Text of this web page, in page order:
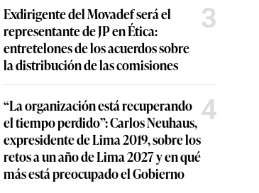
Exdirigente del Movadef será el
representante de JP en Ética:
entretelones de los acuerdos sobre
la distribución de las comisiones
3
“La organización está recuperando
el tiempo perdido”: Carlos Neuhaus,
expresidente de Lima 2019, sobre los
retos a un año de Lima 2027 y en qué
más está preocupado el Gobierno
4